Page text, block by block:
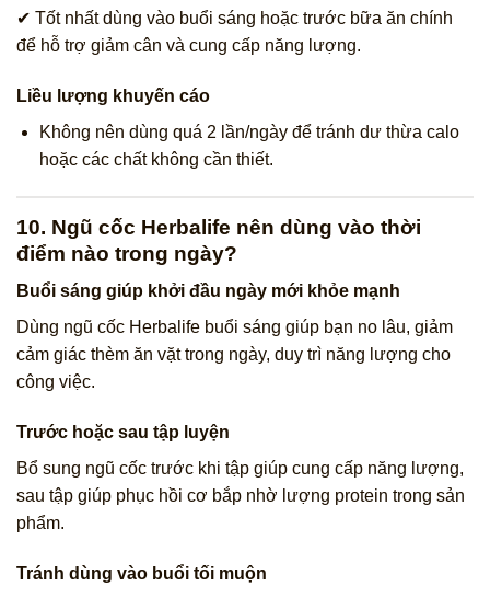
✔ Tốt nhất dùng vào buổi sáng hoặc trước bữa ăn chính
để hỗ trợ giảm cân và cung cấp năng lượng.
Liều lượng khuyến cáo
Không nên dùng quá 2 lần/ngày để tránh dư thừa calo
hoặc các chất không cần thiết.
10. Ngũ cốc Herbalife nên dùng vào thời
điểm nào trong ngày?
Buổi sáng giúp khởi đầu ngày mới khỏe mạnh
Dùng ngũ cốc Herbalife buổi sáng giúp bạn no lâu, giảm
cảm giác thèm ăn vặt trong ngày, duy trì năng lượng cho
công việc.
Trước hoặc sau tập luyện
Bổ sung ngũ cốc trước khi tập giúp cung cấp năng lượng,
sau tập giúp phục hồi cơ bắp nhờ lượng protein trong sản
phẩm.
Tránh dùng vào buổi tối muộn